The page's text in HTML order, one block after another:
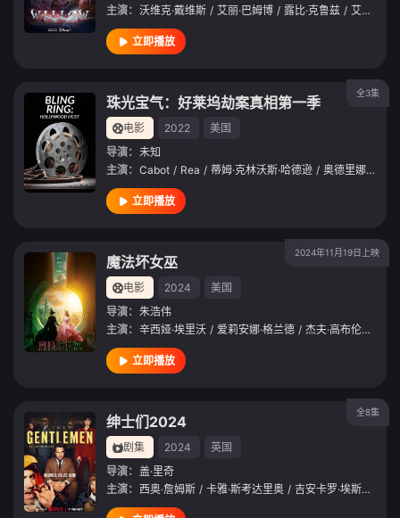
主演： 沃维克·戴维斯 / 艾丽·巴姆博 / 露比·克鲁兹 / 艾琳·凯利曼
立即播放
全3集
珠光宝气：好莱坞劫案真相第一季
电影 2022
美国
导演： 未知
主演： Cabot / Rea / 蒂姆·克林沃斯·哈德逊 / 奥德里娜·派屈吉
立即播放
2024年11月19日上映
魔法坏女巫
电影 2024
美国
导演： 朱浩伟
主演： 辛西娅·埃里沃 / 爱莉安娜·格兰德 / 杰夫·高布伦 /
立即播放
全8集
绅士们2024
剧集 2024
英国
导演： 盖·里奇
主演： 西奥·詹姆斯 / 卡雅·斯考达里奥 / 吉安卡罗·埃斯波西托